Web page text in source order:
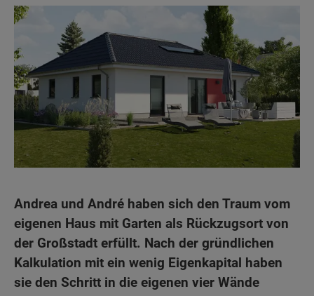
Andrea und André haben sich den Traum vom
eigenen Haus mit Garten als Rückzugsort von
der Großstadt erfüllt. Nach der gründlichen
Kalkulation mit ein wenig Eigenkapital haben
sie den Schritt in die eigenen vier Wände